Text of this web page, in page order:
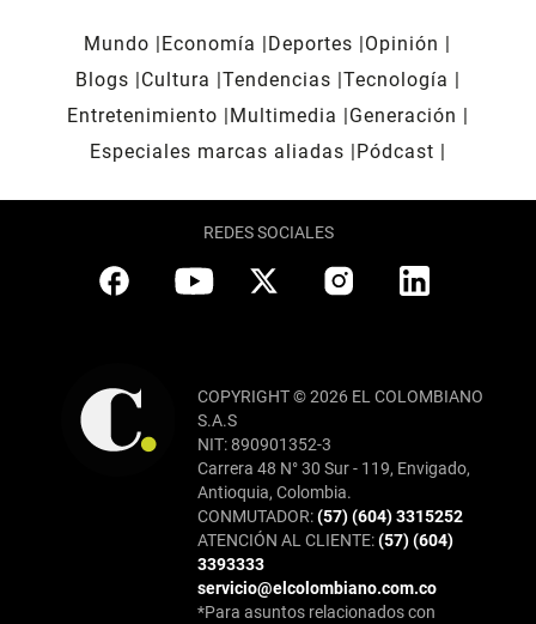
Mundo Economía Deportes
Opinión
Blogs
Cultura Tendencias Tecnología
Entretenimiento
Multimedia
Generación
Especiales marcas aliadas
Pódcast
REDES SOCIALES
COPYRIGHT © 2026 EL COLOMBIANO
S.A.S
NIT: 890901352-3
Carrera 48 N° 30 Sur - 119, Envigado,
Antioquia, Colombia.
CONMUTADOR:(57) (604) 3315252
ATENCIÓN AL CLIENTE:(57) (604)
3393333
servicio@elcolombiano.com.co
*Para asuntos relacionados con